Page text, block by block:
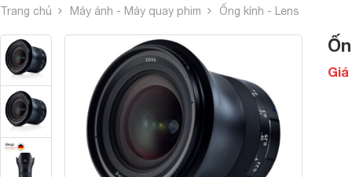
Trang chủ Máy ảnh - Máy quay phim Ống kính - Lens
Giá